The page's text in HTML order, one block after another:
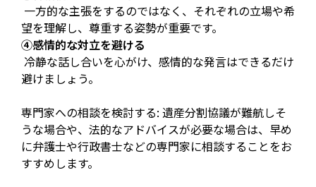
一方的な主張をするのではなく、それぞれの立場や希
望を理解し、尊重する姿勢が重要です。
④感情的な対立を避ける
冷静な話し合いを心がけ、感情的な発言はできるだけ
避けましょう。
専門家への相談を検討する: 遺産分割協議が難航しそ
うな場合や、法的なアドバイスが必要な場合は、早め
に弁護士や行政書士などの専門家に相談することをお
すすめします。